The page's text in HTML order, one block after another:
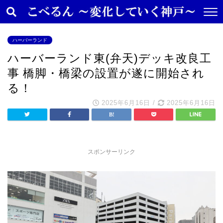
ハーバーランド
ハーバーランド東(弁天)デッキ改良工
事 橋脚・橋梁の設置が遂に開始され
る！
2025年6月16日 / 2025年6月16日
スポンサーリンク